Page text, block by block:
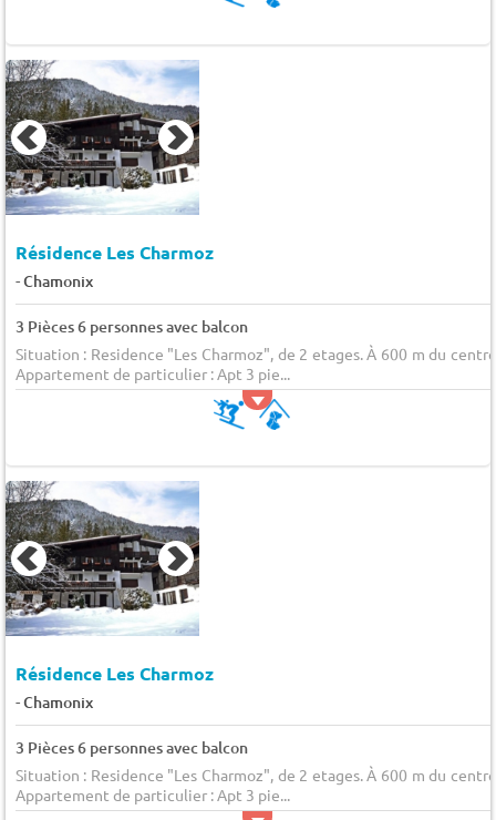
Résidence Les Charmoz
-Chamonix
3 Pièces 6 personnes avec balcon
Situation : Residence "Les Charmoz", de 2 etages. À 600 m du
Appartement de particulier : Apt 3 pie...
Résidence Les Charmoz
-Chamonix
3 Pièces 6 personnes avec balcon
Situation : Residence "Les Charmoz", de 2 etages. À 600 m du
Appartement de particulier : Apt 3 pie...